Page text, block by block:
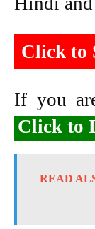
Click to
If you
Click to
READ